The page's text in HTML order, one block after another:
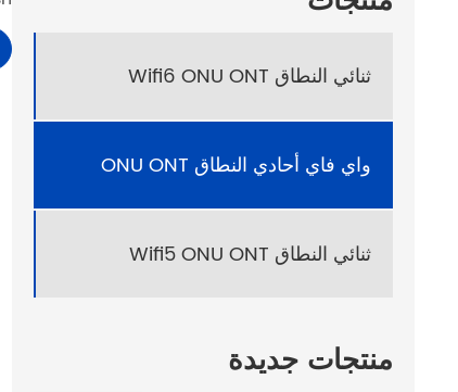
ثنائي النطاق Wifi6 ONU ONT
واي فاي أحادي النطاق ONU ONT
ثنائي النطاق Wifi5 ONU ONT
منتجات جديدة